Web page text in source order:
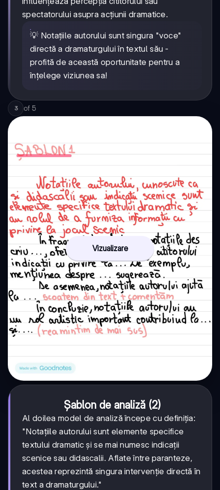
spectatorului asupra acțiunii dramatice.
💡 Notațiile autorului sunt singura "voce"
directă a dramaturgului în textul său -
profită de această oportunitate pentru a
înțelege viziunea sa!
3 of 5
Vizualizare
Șablon de analiză (2)
Al doilea model de analiză începe cu definiția:
"Notațiile autorului sunt elemente specifice
textului dramatic și se mai numesc indicații
scenice sau didascalii. Aflate între paranteze,
acestea reprezintă singura intervenție directă în
text a dramaturgului."